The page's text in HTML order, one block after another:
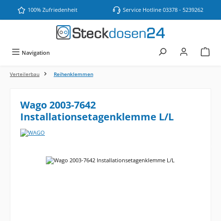
Zum Hauptinhalt springen
100% Zufriedenheit Service Hotline 03378 - 5239262
Navigation
Verteilerbau Reihenklemmen
Wago 2003-7642
Installationsetagenklemme L/L
Bildergalerie überspringen